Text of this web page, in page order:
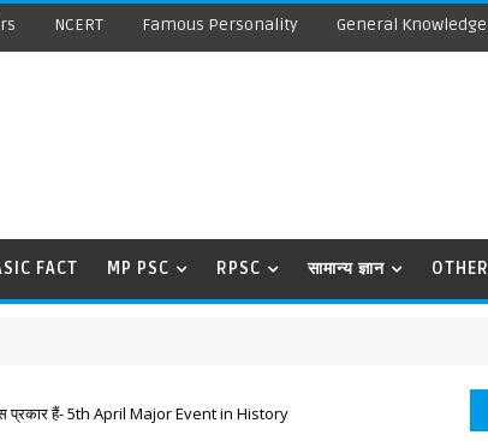
NCERT Famous Personality General Knowledge
FACT MP PSC RPSC सामान्य ज्ञान OTHER
प्रकार हैं- 5th April Major Event in History